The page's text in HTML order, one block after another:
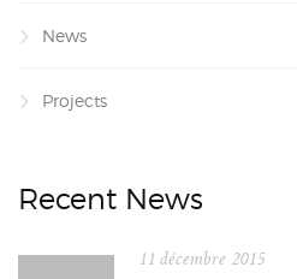
News
Projects
Recent News
11 décembre 2015